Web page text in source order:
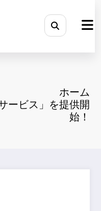
ホーム
ービス」を提供開
始！